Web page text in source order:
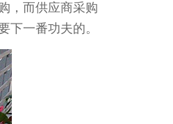
，而供应商采购
下一番功夫的。